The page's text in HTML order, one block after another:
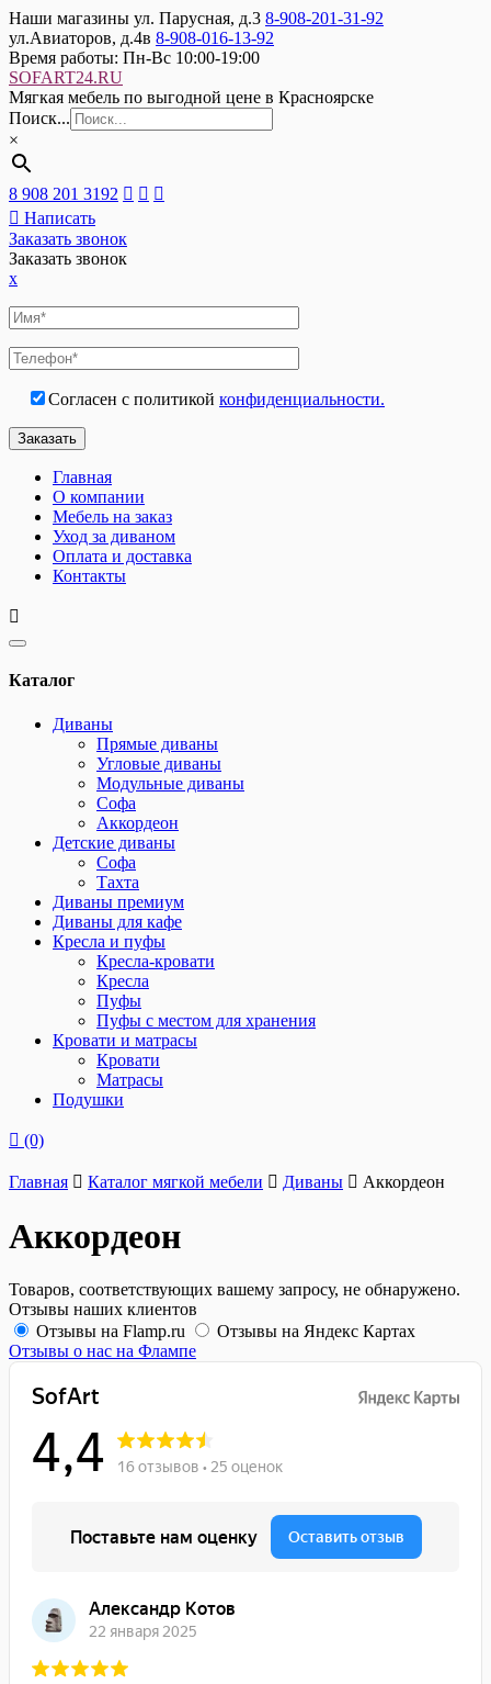
Наши магазины ул. Парусная, д.3 8-908-201-31-92
ул.Авиаторов, д.4в 8-908-016-13-92
Время работы: Пн-Вс 10:00-19:00
SOFART24.RU
Мягкая мебель по выгодной цене в Красноярске
Поиск...
×
8 908 201 3192
Написать
Заказать звонок
Заказать звонок
x
Согласен с политикой конфиденциальности.
Главная
О компании
Мебель на заказ
Уход за диваном
Оплата и доставка
Контакты
Каталог
Диваны
Прямые диваны
Угловые диваны
Модульные диваны
Софа
Аккордеон
Детские диваны
Софа
Тахта
Диваны премиум
Диваны для кафе
Кресла и пуфы
Кресла-кровати
Кресла
Пуфы
Пуфы с местом для хранения
Кровати и матрасы
Кровати
Матрасы
Подушки
(0)
Главная Каталог мягкой мебели Диваны Аккордеон
Аккордеон
Товаров, соответствующих вашему запросу, не обнаружено.
Отзывы наших клиентов
Отзывы на Flamp.ru
Отзывы на Яндекс Картах
Отзывы о нас на Флампе